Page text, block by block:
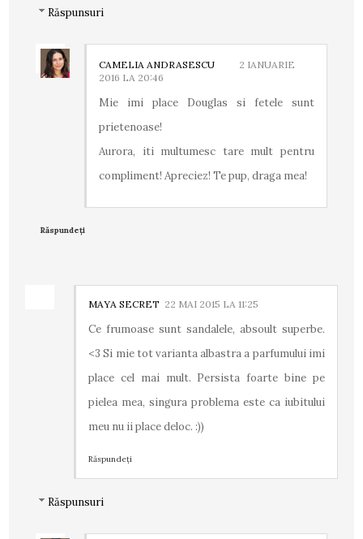
Răspunsuri
CAMELIA ANDRASESCU
2 IANUARIE
2016 LA 20:46
Mie imi place Douglas si fetele sunt
prietenoase!
Aurora, iti multumesc tare mult pentru
compliment! Apreciez! Te pup, draga mea!
Răspundeți
MAYA SECRET 22 MAI 2015 LA 11:25
Ce frumoase sunt sandalele, absoult superbe.
<3 Si mie tot varianta albastra a parfumului imi
place cel mai mult. Persista foarte bine pe
pielea mea, singura problema este ca iubitului
meu nu ii place deloc. :))
Răspundeți
Răspunsuri